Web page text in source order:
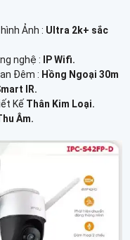
Ảnh : Ultra 2k+ sắc
nghệ :
IP Wifi.
Đêm : Hồng Ngoại 30m
IR.
Kế Thân Kim Loại.
Âm.